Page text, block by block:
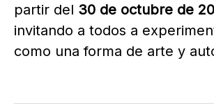
partir del 30 de octubre de
invitando a todos a
como una forma de arte y